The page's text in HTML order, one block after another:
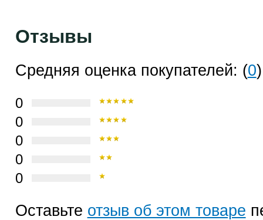
Отзывы
Средняя оценка покупателей: (0)
0
0
0
0
0
Оставьте отзыв об этом товаре